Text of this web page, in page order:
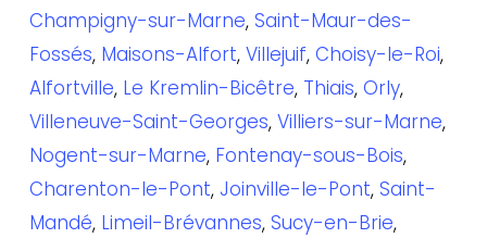
Champigny-sur-Marne, Saint-Maur-des-
Fossés, Maisons-Alfort, Villejuif, Choisy-le-Roi,
Alfortville, Le Kremlin-Bicêtre, Thiais, Orly,
Villeneuve-Saint-Georges, Villiers-sur-Marne,
Nogent-sur-Marne, Fontenay-sous-Bois,
Charenton-le-Pont, Joinville-le-Pont, Saint-
Mandé, Limeil-Brévannes, Sucy-en-Brie,